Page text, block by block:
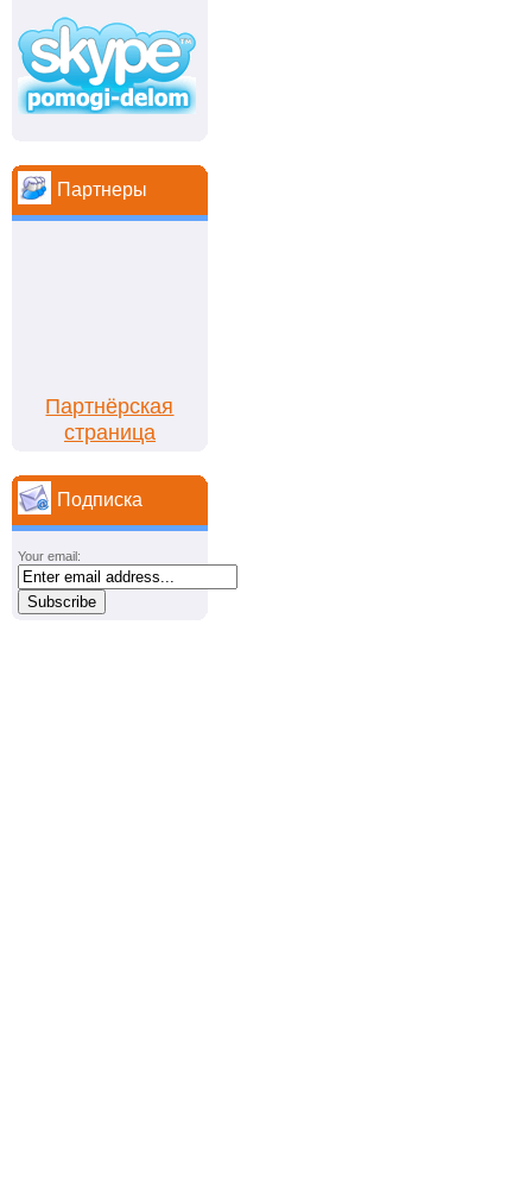
Партнеры
Партнёрская
страница
Подписка
Your email: